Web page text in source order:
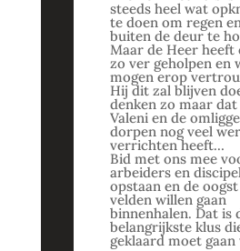
steeds heel wat
te doen om regen
buiten de deur te
Maar de Heer heeft
zo ver geholpen en
mogen erop
Hij dit zal blijven
denken zo maar
Valeni en de
dorpen nog veel
verrichten heeft…
Bid met ons mee
arbeiders en
opstaan en de
velden willen gaan
binnenhalen. Dat is
belangrijkste klus
geklaard moet